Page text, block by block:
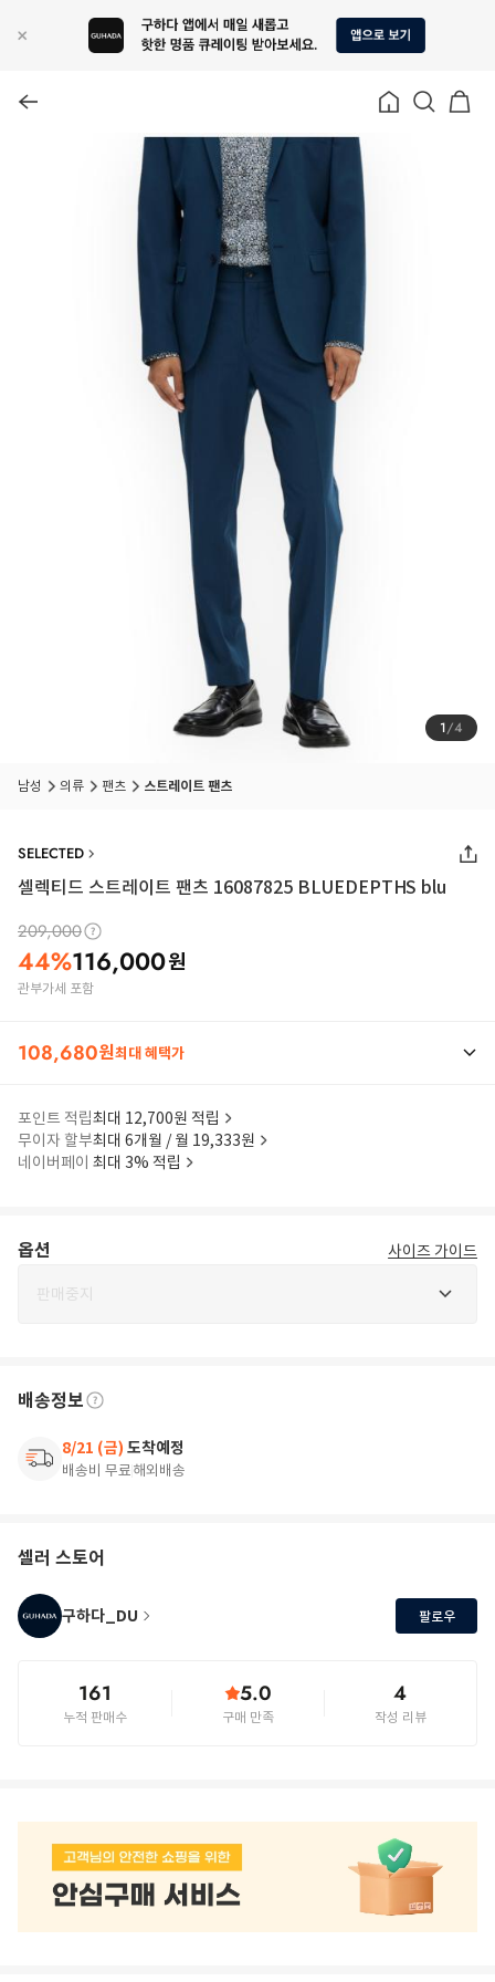
1/4
남성 의류 팬츠 스트레이트 팬츠
SELECTED
셀렉티드 스트레이트 팬츠 16087825 BLUEDEPTHS blu
209,000
44%116,000원
관부가세 포함
108,680원최대 혜택가
포인트 적립최대 12,700원 적립
무이자 할부최대 6개월 / 월 19,333원
네이버페이 최대 3% 적립
옵션 사이즈 가이드
판매중지
배송정보
8/21 (금) 도착예정
배송비 무료해외배송
셀러 스토어
구하다_DU 팔로우
161
누적 판매수
5.0
구매 만족
4
작성 리뷰